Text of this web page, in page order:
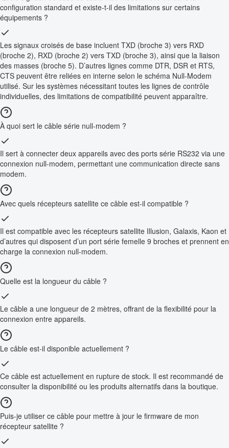
configuration standard et existe-t-il des limitations sur certains
équipements ?
Les signaux croisés de base incluent TXD (broche 3) vers RXD
(broche 2), RXD (broche 2) vers TXD (broche 3), ainsi que la liaison
des masses (broche 5). D’autres lignes comme DTR, DSR et RTS,
CTS peuvent être reliées en interne selon le schéma Null-Modem
utilisé. Sur les systèmes nécessitant toutes les lignes de contrôle
individuelles, des limitations de compatibilité peuvent apparaître.
À quoi sert le câble série null-modem ?
Il sert à connecter deux appareils avec des ports série RS232 via une
connexion null-modem, permettant une communication directe sans
modem.
Avec quels récepteurs satellite ce câble est-il compatible ?
Il est compatible avec les récepteurs satellite Illusion, Galaxis, Kaon et
d’autres qui disposent d’un port série femelle 9 broches et prennent en
charge la connexion null-modem.
Quelle est la longueur du câble ?
Le câble a une longueur de 2 mètres, offrant de la flexibilité pour la
connexion entre appareils.
Le câble est-il disponible actuellement ?
Ce câble est actuellement en rupture de stock. Il est recommandé de
consulter la disponibilité ou les produits alternatifs dans la boutique.
Puis-je utiliser ce câble pour mettre à jour le firmware de mon
récepteur satellite ?